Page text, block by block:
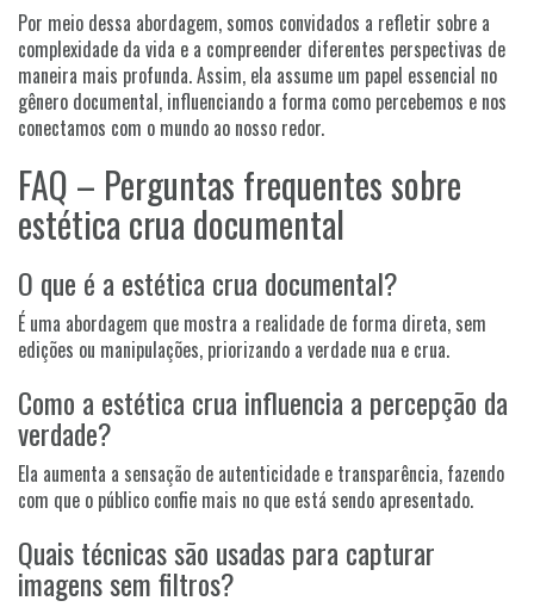
Por meio dessa abordagem, somos convidados a refletir sobre a
complexidade da vida e a compreender diferentes perspectivas de
maneira mais profunda. Assim, ela assume um papel essencial no
gênero documental, influenciando a forma como percebemos e nos
conectamos com o mundo ao nosso redor.
FAQ – Perguntas frequentes sobre
estética crua documental
O que é a estética crua documental?
É uma abordagem que mostra a realidade de forma direta, sem
edições ou manipulações, priorizando a verdade nua e crua.
Como a estética crua influencia a percepção da
verdade?
Ela aumenta a sensação de autenticidade e transparência, fazendo
com que o público confie mais no que está sendo apresentado.
Quais técnicas são usadas para capturar
imagens sem filtros?